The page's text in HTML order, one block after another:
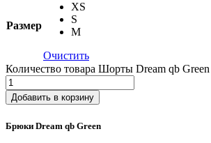
Размер
XS
S
M
Очистить
Количество товара Шорты Dream qb Green
Добавить в корзину
Брюки Dream qb Green